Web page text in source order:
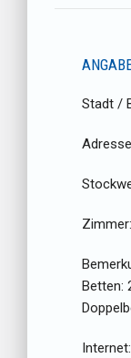
Stadt /
Zimmer:
Betten:
Internet: